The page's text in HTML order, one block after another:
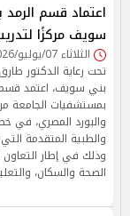
اعتماد قسم
سويف مركزًا
الثلاثاء 07/يوليو/2026 - 01:00 م
تحت رعاية الدكتور
بني سويف، اعتمد قسم
بمستشفيات الجامعة
والبورد المصري، في
والطبية المتقدمة
وذلك في إطار التعاون
الصحة والسكان،